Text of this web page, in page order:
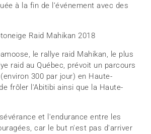
à la fin de l’événement avec des
le rallye raid Mahikan, le plus
raid au Québec, prévoit un parcours
300 par jour) en Haute-
frôler l'Abitibi ainsi que la Haute-
et l'endurance entre les
car le but n'est pas d'arriver